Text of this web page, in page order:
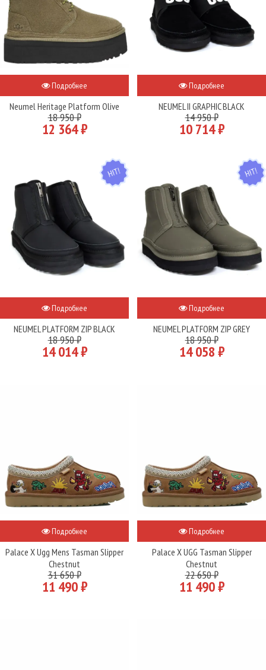
Подробнее
Neumel Heritage Platform Olive
18 950 ₽
12 364 ₽
Подробнее
NEUMEL II GRAPHIC BLACK
14 950 ₽
10 714 ₽
HIT
Подробнее
NEUMEL PLATFORM ZIP BLACK
18 950 ₽
14 014 ₽
HIT
Подробнее
NEUMEL PLATFORM ZIP GREY
18 950 ₽
14 058 ₽
Подробнее
Palace X Ugg Mens Tasman Slipper
Chestnut
31 650 ₽
11 490 ₽
Подробнее
Palace X UGG Tasman Slipper
Chestnut
22 650 ₽
11 490 ₽